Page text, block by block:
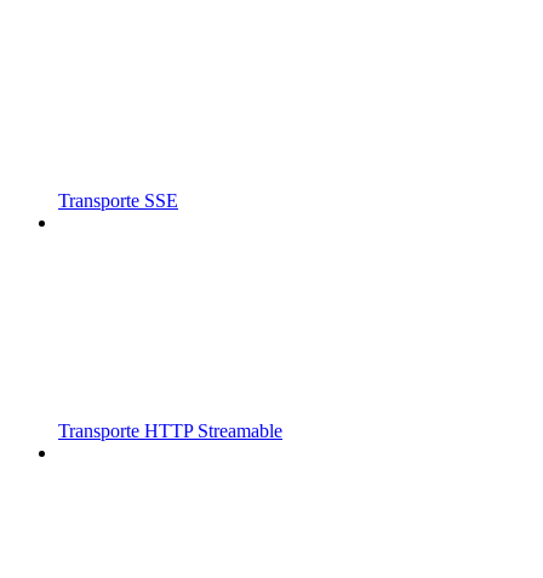
Transporte SSE
Transporte HTTP Streamable